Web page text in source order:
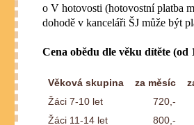
o V hotovosti (hotovostní platba
dohodě v kanceláři ŠJ může být
Cena obědu dle věku dítěte (od
Věková skupina za měsíc
Žáci 7-10 let
720,-
Žáci 11-14 let
800,-